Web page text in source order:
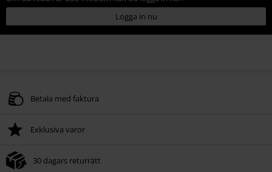
Logga in nu
Betala med faktura
Exklusiva varor
30 dagars returrätt